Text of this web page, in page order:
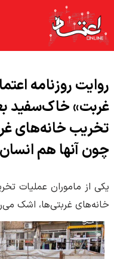
روایت روزنامه
تخریب خانه‌های
چون آنها هم
یکی از ماموران عملیات
خانه‌های غربتی‌ها، اشک